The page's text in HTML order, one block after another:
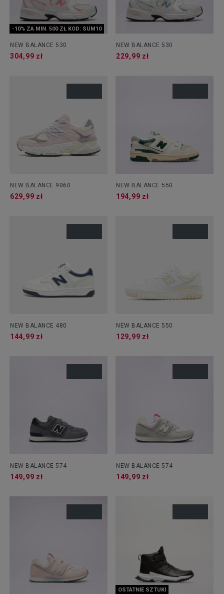
-10% ZA MIN. 500 ZŁ KOD: SUM10
NEW BALANCE 530
304,99 zł
NEW BALANCE 530
229,99 zł
NEW BALANCE 9060
629,99 zł
NEW BALANCE 550
194,99 zł
NEW BALANCE 480
144,99 zł
NEW BALANCE 550
129,99 zł
NEW BALANCE 574
149,99 zł
NEW BALANCE 574
149,99 zł
OSTATNIE SZTUKI